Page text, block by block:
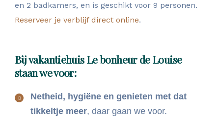
en 2 badkamers, en is geschikt voor 9 personen.
Reserveer je verblijf direct online.
Bij vakantiehuis Le bonheur de Louise
staan we voor:
Netheid, hygiëne en genieten met dat
tikkeltje meer, daar gaan we voor.